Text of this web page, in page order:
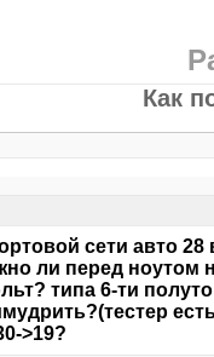
Как
сети авто 28
ли перед ноутом
типа 6-ти
>19?